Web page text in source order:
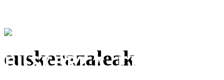
Euskerea Erabilte
euskerazaleak